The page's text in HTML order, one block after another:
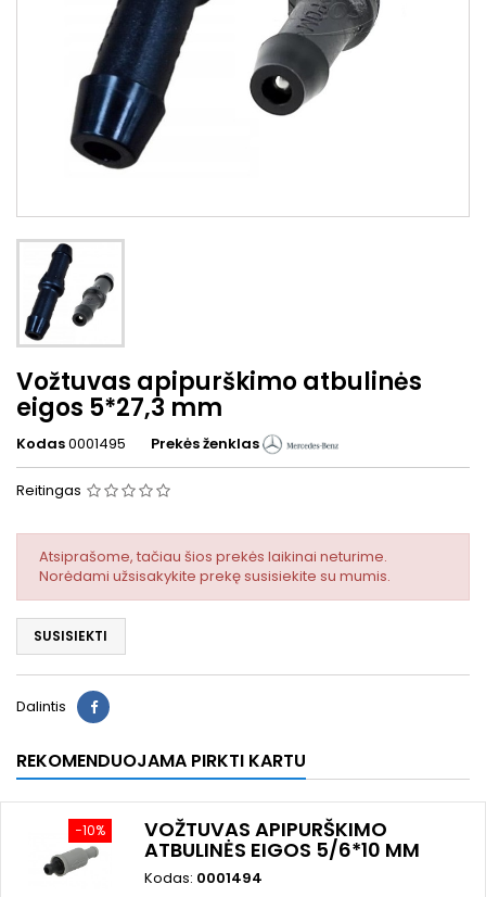
Vožtuvas apipurškimo atbulinės
eigos 5*27,3 mm
Kodas0001495 Prekės ženklas
Reitingas
Atsiprašome, tačiau šios prekės laikinai neturime.
Norėdami užsisakykite prekę susisiekite su mumis.
SUSISIEKTI
Dalintis
REKOMENDUOJAMA PIRKTI KARTU
−10% VOŽTUVAS APIPURŠKIMO
ATBULINĖS EIGOS 5/6*10 MM
Kodas: 0001494